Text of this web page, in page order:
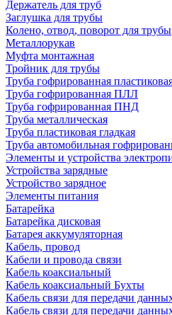
Держатель для труб
Заглушка для трубы
Колено, отвод, поворот для трубы
Металлорукав
Муфта монтажная
Тройник для трубы
Труба гофрированная
Труба гофрированная ПЛЛ
Труба гофрированная ПНД
Труба металлическая
Труба пластиковая гладкая
Труба автомобильная
Элементы и устройства
Устройства зарядные
Устройство зарядное
Элементы питания
Батарейка
Батарейка дисковая
Батарея аккумуляторная
Кабель, провод
Кабели и провода связи
Кабель коаксиальный
Кабель коаксиальный Бухты
Кабель связи для передачи
Кабель связи для передачи